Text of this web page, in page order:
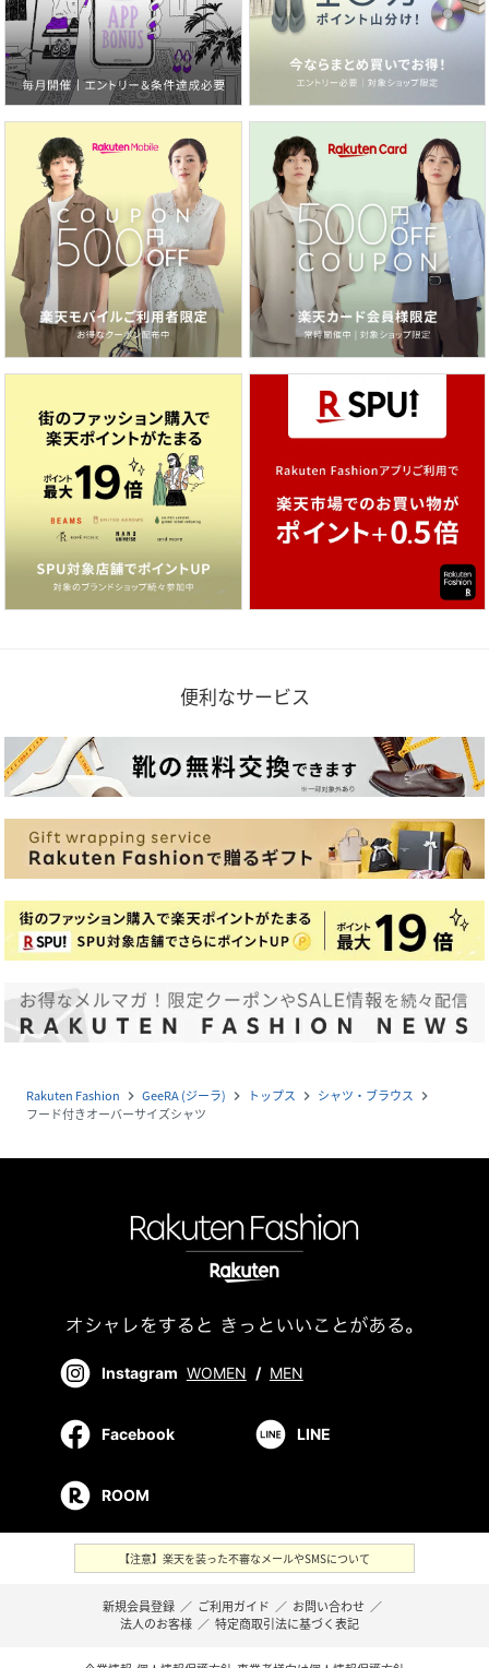
便利なサービス
Rakuten Fashion navigate_next GeeRA (ジーラ) navigate_next トップス navigate_next シャツ・ブラウス navigate_next
フード付きオーバーサイズシャツ
Instagram WOMEN / MEN
Facebook LINE
ROOM
【注意】楽天を装った不審なメールやSMSについて
新規会員登録 ／ ご利用ガイド ／ お問い合わせ ／
法人のお客様 ／ 特定商取引法に基づく表記